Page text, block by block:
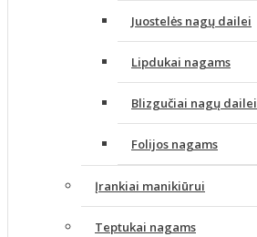
Juostelės nagų dailei
Lipdukai nagams
Blizgučiai nagų dailei
Folijos nagams
Įrankiai manikiūrui
Teptukai nagams